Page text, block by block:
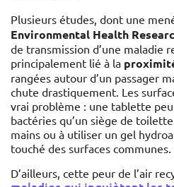
Plusieurs études, dont une
Environmental Health
de transmission d’une maladie
principalement lié à la
rangées autour d’un passager
chute drastiquement. Les
vrai problème : une tablette
bactéries qu’un siège de
mains ou à utiliser un gel
touché des surfaces communes.
D’ailleurs, cette peur de l’air